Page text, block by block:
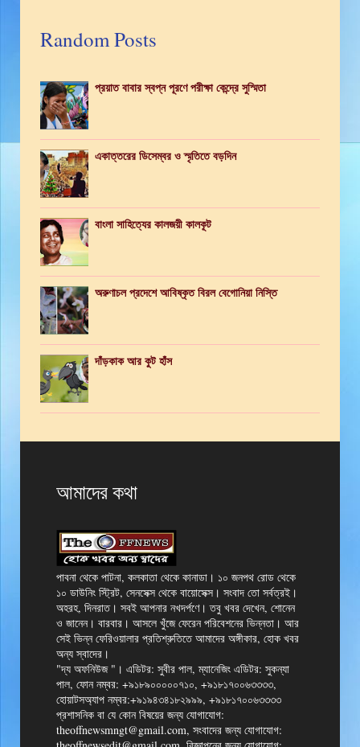
Random Posts
প্রয়াত বাবার স্বপ্ন পূরণে পরীক্ষা কেন্দ্রে সুস্মিতা
একাত্তরের ডিসেম্বর ও স্মৃতিতে বড়দিন
বাংলা সাহিত্যের কালজয়ী কালকূট
অরুণাচল প্রদেশে আবিষ্কৃত বিরল বেগোনিয়া নিস্তি
দাঁড়কাক আর কুট হাঁস
আমাদের কথা
পাবনা থেকে পাটনা, কলকাতা থেকে কানাডা। ১০ জনপথ রোড থেকে
১০ ডাউনিং স্ট্রিট, সেনসেক্স থেকে বায়োসেক্স। সংবাদ তো সর্বত্রই।
অহরহ, দিনরাত। সবই আপনার নখদর্পণে। তবু খবর দেখেন, শোনেন
ও জানেন। বারবার। আসলে খুঁজে ফেরেন পরিবেশনের ভিন্নতা। আর
সেই ভিন্ন ফেরিওয়ালার প্রতিশ্রুতিতে আমাদের অঙ্গীকার, হোক খবর
অন্য স্বাদের।
"দ্য অফনিউজ "। এডিটর: সুবীর পাল, ম্যানেজিং এডিটর: সুকন্যা
পাল, ফোন নম্বর: +৯১৮৯০০০০০৭১০, +৯১৮১৭০০৬৩৩৩৩,
হোয়াটসঅ্যাপ নম্বর:+৯১৯৪৩৪১৮২৯৯৯, +৯১৮১৭০০৬৩৩৩৩
প্রশাসনিক বা যে কোন বিষয়ের জন্য যোগাযোগ:
theoffnewsmngt@gmail.com, সংবাদের জন্য যোগাযোগ: